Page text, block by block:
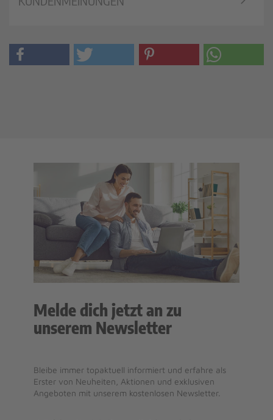
Melde dich jetzt an zu
unserem Newsletter
Bleibe immer topaktuell informiert und erfahre als
Erster von Neuheiten, Aktionen und exklusiven
Angeboten mit unserem kostenlosen Newsletter.